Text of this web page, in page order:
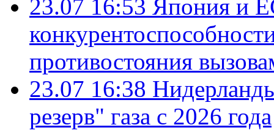
23.07 16:53 Япония и
противостояния
23.07 16:38
резерв" газа с 2026 года